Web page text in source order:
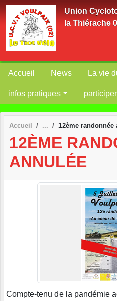
Union
la Thiérache
Accueil News La vie
infos pratiques participer
Accueil 12ème randonnée
12ÈME
ANNULÉE
Compte-tenu de la pandémie
Panneau de gestion des cookies